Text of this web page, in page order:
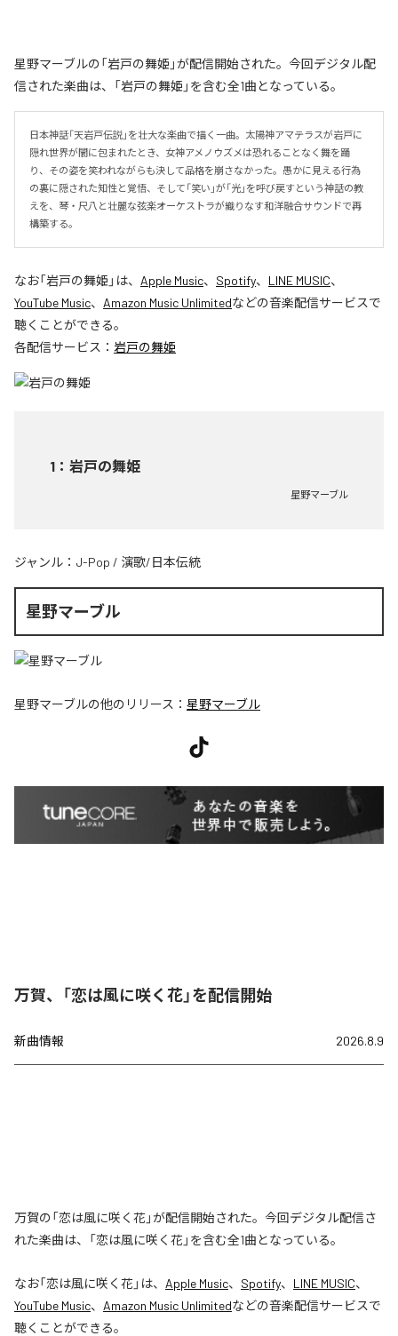
星野マーブルの「岩戸の舞姫」が配信開始された。今回デジタル配
信された楽曲は、「岩戸の舞姫」を含む全1曲となっている。
日本神話「天岩戸伝説」を壮大な楽曲で描く一曲。太陽神アマテラスが岩戸に
隠れ世界が闇に包まれたとき、女神アメノウズメは恐れることなく舞を踊
り、その姿を笑われながらも決して品格を崩さなかった。愚かに見える行為
の裏に隠された知性と覚悟、そして「笑い」が「光」を呼び戻すという神話の教
えを、琴・尺八と壮麗な弦楽オーケストラが織りなす和洋融合サウンドで再
構築する。
なお「岩戸の舞姫 」は、 Apple Music、 Spotify、 LINE MUSIC、
YouTube Music、 Amazon Music Unlimitedなどの音楽配信サービスで
聴くことができる。
各配信サービス： 岩戸の舞姫
1 ： 岩戸の舞姫
星野マーブル
ジャンル： J-Pop / 演歌/日本伝統
星野マーブル
星野マーブルの他のリリース： 星野マーブル
万賀、「恋は風に咲く花」を配信開始
新曲情報 2026.8.9
万賀の「恋は風に咲く花」が配信開始された。今回デジタル配信さ
れた楽曲は、「恋は風に咲く花」を含む全1曲となっている。
なお「恋は風に咲く花」は、 Apple Music、 Spotify、 LINE MUSIC、
YouTube Music、 Amazon Music Unlimitedなどの音楽配信サービスで
聴くことができる。